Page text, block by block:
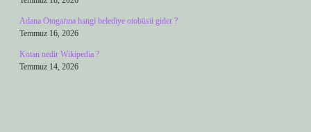
Adana Otogarına hangi belediye otobüsü gider ?
Temmuz 16, 2026
Kotan nedir Wikipedia ?
Temmuz 14, 2026